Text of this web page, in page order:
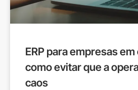
ERP para empresas
como evitar que a
caos